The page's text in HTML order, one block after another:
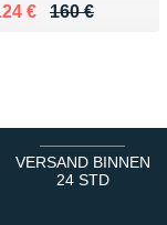
160 €
lieu de 160 €
€ 124 €
VERSAND BINNEN
24 STD